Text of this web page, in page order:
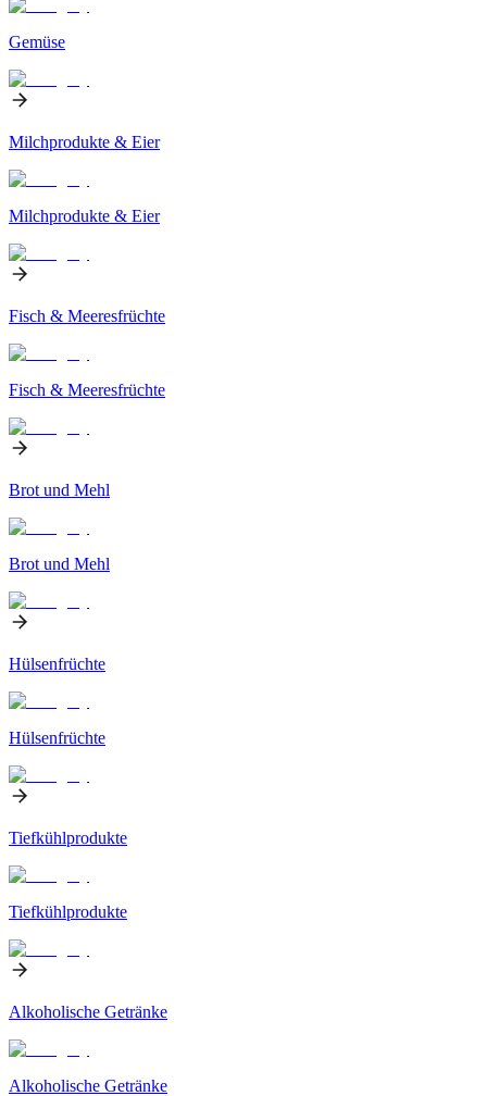
Gemüse
Milchprodukte & Eier
Milchprodukte & Eier
Fisch & Meeresfrüchte
Fisch & Meeresfrüchte
Brot und Mehl
Brot und Mehl
Hülsenfrüchte
Hülsenfrüchte
Tiefkühlprodukte
Tiefkühlprodukte
Alkoholische Getränke
Alkoholische Getränke